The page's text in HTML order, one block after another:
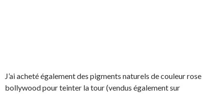
J’ai acheté également des pigments naturels de couleur rose
bollywood pour teinter la tour (vendus également sur